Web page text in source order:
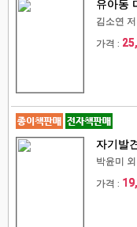
유아동
김소연 저
가격 :
자기발
박윤미
가격 :